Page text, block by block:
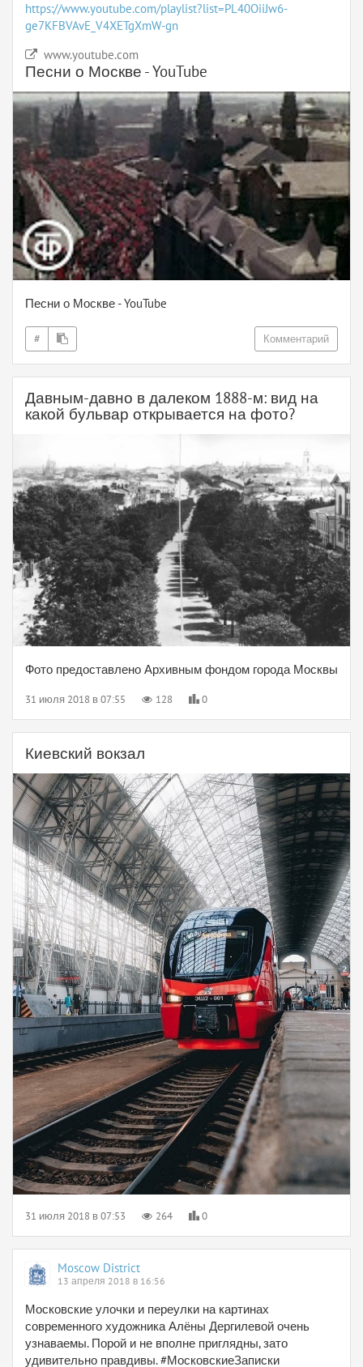
https://www.youtube.com/playlist?list=PL40OiiJw6-
ge7KFBVAvE_V4XETgXmW-gn
www.youtube.com
Песни о Москве - YouTube
Песни о Москве - YouTube
# Комментарий
Давным-давно в далеком 1888-м: вид на
какой бульвар открывается на фото?
Фото предоставлено Архивным фондом города Москвы
31 июля 2018 в 07:55 128 0
Киевский вокзал
31 июля 2018 в 07:53 264 0
Moscow District
13 апреля 2018 в 16:56
Московские улочки и переулки на картинах
современного художника Алёны Дергилевой очень
узнаваемы. Порой и не вполне приглядны, зато
удивительно правдивы. #МосковскиеЗаписки